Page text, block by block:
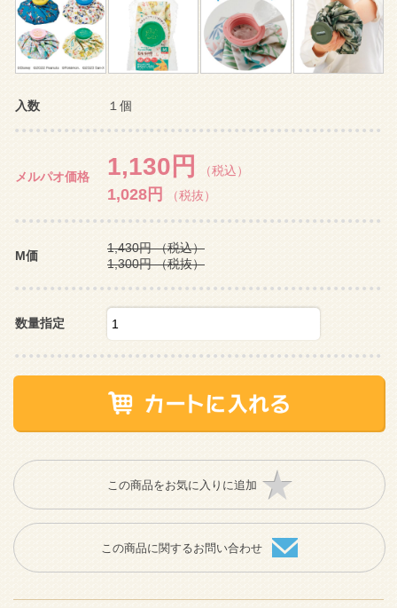
入数 １個
メルパオ価格 1,130円 （税込）
1,028円 （税抜）
M価
1,430円 （税込）
1,300円 （税抜）
数量指定
この商品をお気に入りに追加
この商品に関するお問い合わせ